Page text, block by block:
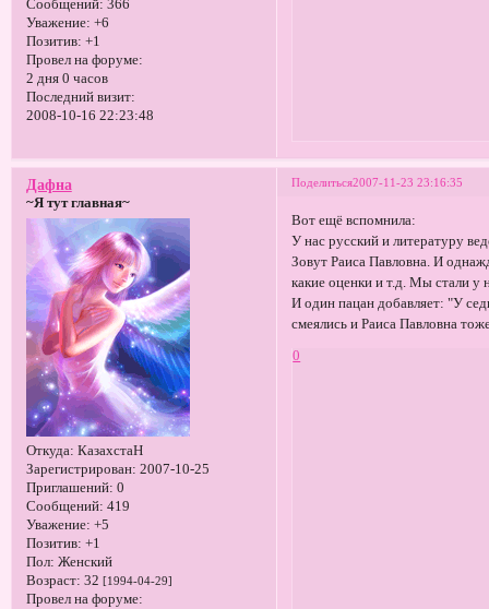
Сообщений: 366
Уважение: +6
Позитив: +1
Провел на форуме:
2 дня 0 часов
Последний визит:
2008-10-16 22:23:48
Поделиться2007-11-23 23:16:35
Дафна
~Я тут главная~
Откуда: КазахстаН
Зарегистрирован: 2007-10-25
Приглашений: 0
Сообщений: 419
Уважение: +5
Позитив: +1
Пол: Женский
Возраст: 32 [1994-04-29]
Провел на форуме:
Вот ещё вспомнила:
У нас русский и литературу
Зовут Раиса Павловна. И
какие оценки и т.д. Мы стали у
И один пацан добавляет: "У
смеялись и Раиса Павловна
0